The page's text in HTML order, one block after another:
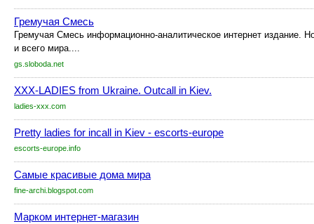
Гремучая Смесь
Гремучая Смесь информационно-аналитическое интернет издание.
и всего мира....
gs.sloboda.net
XXX-LADIES from Ukraine. Outcall in Kiev.
ladies-xxx.com
Pretty ladies for incall in Kiev - escorts-europe
escorts-europe.info
Самые красивые дома мира
fine-archi.blogspot.com
Марком интернет-магазин